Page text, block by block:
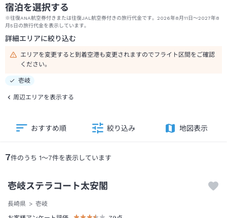
宿泊を選択する
※往復ANA航空券付きまたは往復JAL航空券付きの旅行代金です。2026年8月11日～2027年8
月5日の旅行代金を表示しています。
詳細エリアに絞り込む
エリアを変更すると到着空港も変更されますのでフライト区間をご確認
ください。
壱岐
周辺エリアを表示する
7件のうち 1～7件を表示しています
おすすめ順 絞り込み 地図表示
壱岐ステラコート太安閣
長崎県
壱岐